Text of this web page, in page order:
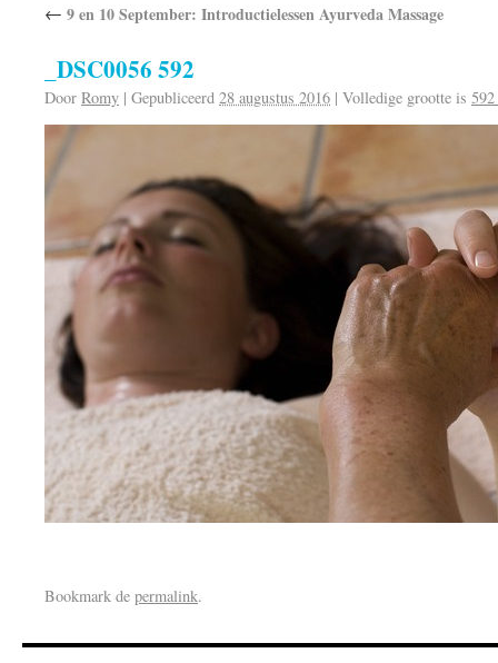
← 9 en 10 September: Introductielessen Ayurveda Massage
_DSC0056 592
Door Romy | Gepubliceerd 28 augustus 2016 | Volledige grootte is
Bookmark de permalink.